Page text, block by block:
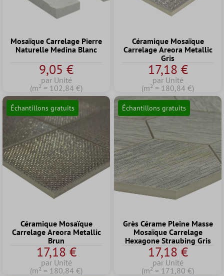
Mosaïque Carrelage Pierre
Naturelle Medina Blanc
9,05 €
par Unité
(m² = 102,84 €)
Céramique Mosaïque
Carrelage Areora Metallic
Gris
17,18 €
par Unité
(m² = 180,84 €)
Échantillons gratuits
Céramique Mosaïque
Carrelage Areora Metallic
Brun
17,18 €
par Unité
(m² = 180,84 €)
Échantillons gratuits
Grès Cérame Pleine Masse
Mosaïque Carrelage
Hexagone Straubing Gris
17,18 €
par Unité
(m² = 171,80 €)